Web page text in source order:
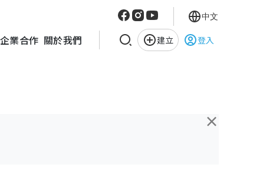
企業合作 關於我們 建立 登入
中文
×